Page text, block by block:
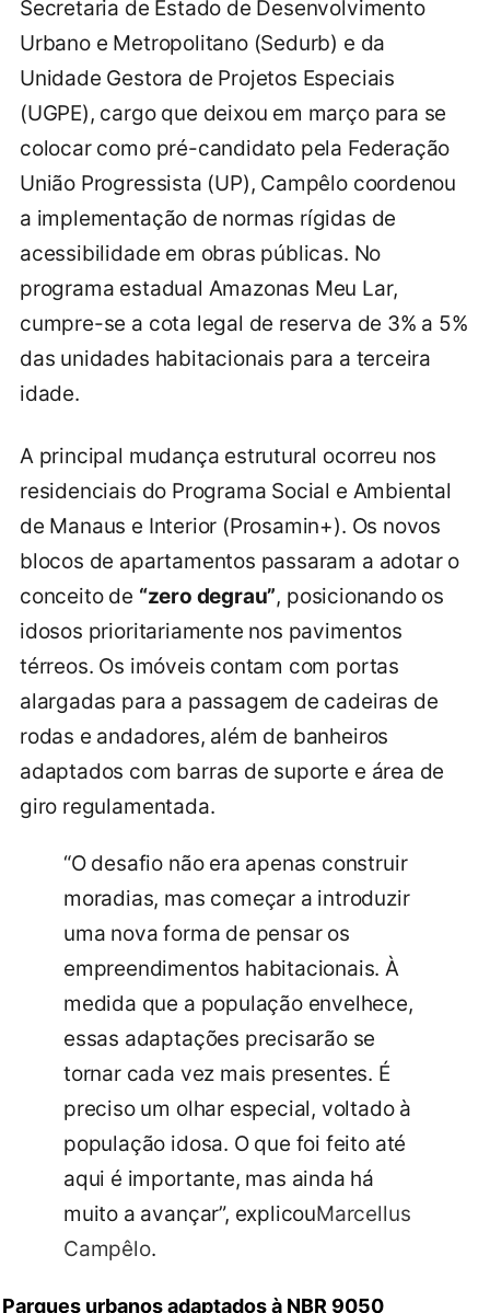
Secretaria de Estado de Desenvolvimento
Urbano e Metropolitano (Sedurb) e da
Unidade Gestora de Projetos Especiais
(UGPE), cargo que deixou em março para se
colocar como pré-candidato pela Federação
União Progressista (UP), Campêlo coordenou
a implementação de normas rígidas de
acessibilidade em obras públicas. No
programa estadual Amazonas Meu Lar,
cumpre-se a cota legal de reserva de 3% a 5%
das unidades habitacionais para a terceira
idade.
A principal mudança estrutural ocorreu nos
residenciais do Programa Social e Ambiental
de Manaus e Interior (Prosamin+). Os novos
blocos de apartamentos passaram a adotar o
conceito de “zero degrau”, posicionando os
idosos prioritariamente nos pavimentos
térreos. Os imóveis contam com portas
alargadas para a passagem de cadeiras de
rodas e andadores, além de banheiros
adaptados com barras de suporte e área de
giro regulamentada.
“O desafio não era apenas construir
moradias, mas começar a introduzir
uma nova forma de pensar os
empreendimentos habitacionais. À
medida que a população envelhece,
essas adaptações precisarão se
tornar cada vez mais presentes. É
preciso um olhar especial, voltado à
população idosa. O que foi feito até
aqui é importante, mas ainda há
muito a avançar”, explicouMarcellus
Campêlo.
Parques urbanos adaptados à NBR 9050